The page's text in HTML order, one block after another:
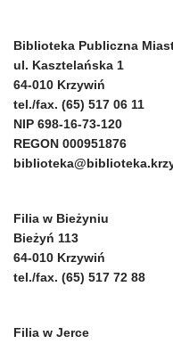
Biblioteka Publiczna
ul. Kasztelańska 1
64-010 Krzywiń
tel./fax. (65) 517 06 11
NIP 698-16-73-120
REGON 000951876
Filia w Bieżyniu
Bieżyń 113
64-010 Krzywiń
tel./fax. (65) 517 72 88
Filia w Jerce